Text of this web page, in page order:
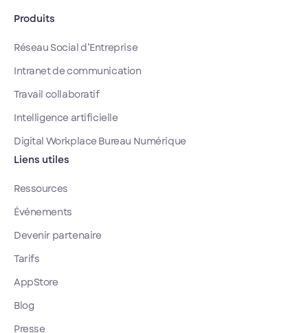
Produits
Réseau Social d’Entreprise
Intranet de communication
Travail collaboratif
Intelligence artificielle
Digital Workplace Bureau Numérique
Liens utiles
Ressources
Événements
Devenir partenaire
Tarifs
AppStore
Blog
Presse